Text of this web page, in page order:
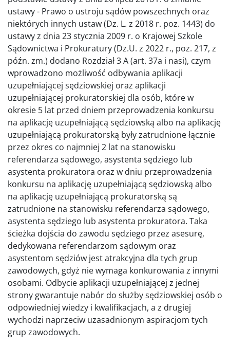
ustawy - Prawo o ustroju sądów powszechnych oraz
niektórych innych ustaw (Dz. L. z 2018 r. poz. 1443) do
ustawy z dnia 23 stycznia 2009 r. o Krajowej Szkole
Sądownictwa i Prokuratury (Dz.U. z 2022 r., poz. 217, z
późn. zm.) dodano Rozdział 3 A (art. 37a i nasi), czym
wprowadzono możliwość odbywania aplikacji
uzupełniającej sędziowskiej oraz aplikacji
uzupełniającej prokuratorskiej dla osób, które w
okresie 5 lat przed dniem przeprowadzenia konkursu
na aplikację uzupełniającą sędziowską albo na aplikację
uzupełniającą prokuratorską były zatrudnione łącznie
przez okres co najmniej 2 lat na stanowisku
referendarza sądowego, asystenta sędziego lub
asystenta prokuratora oraz w dniu przeprowadzenia
konkursu na aplikację uzupełniającą sędziowską albo
na aplikację uzupełniającą prokuratorską są
zatrudnione na stanowisku referendarza sądowego,
asystenta sędziego lub asystenta prokuratora. Taka
ścieżka dojścia do zawodu sędziego przez asesurę,
dedykowana referendarzom sądowym oraz
asystentom sędziów jest atrakcyjna dla tych grup
zawodowych, gdyż nie wymaga konkurowania z innymi
osobami. Odbycie aplikacji uzupełniającej z jednej
strony gwarantuje nabór do służby sędziowskiej osób o
odpowiedniej wiedzy i kwalifikacjach, a z drugiej
wychodzi naprzeciw uzasadnionym aspiracjom tych
grup zawodowych.